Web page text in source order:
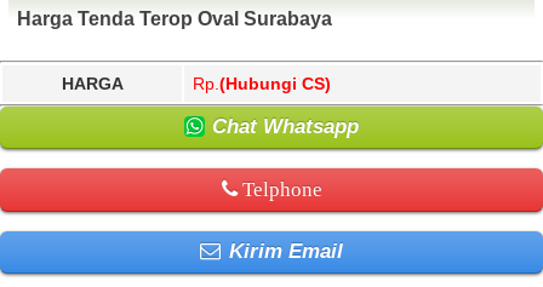
Harga Tenda Terop Oval Surabaya
HARGA Rp. (Hubungi CS)
Chat Whatsapp
Telphone
Kirim Email